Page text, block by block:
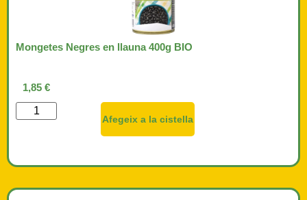
Mongetes Negres en llauna 400g BIO
1,85 €
Afegeix a la cistella